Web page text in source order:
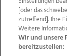
Wir über uns
Datenschutz
AGB Website
[oder das
zutreffend]. Ihre
Weitere
Wir und unsere
bereitzustellen: